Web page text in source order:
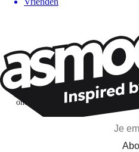
Wil je nog meer
Ik abonneer me om spellen,
ontdekken op basis van mijn